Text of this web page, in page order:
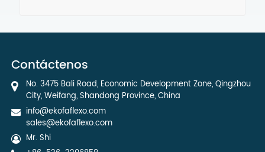
Contáctenos
No. 3475 Bali Road, Economic Development Zone, Qingzhou
City, Weifang, Shandong Province, China
info@ekofaflexo.com
sales@ekofaflexo.com
Mr. Shi